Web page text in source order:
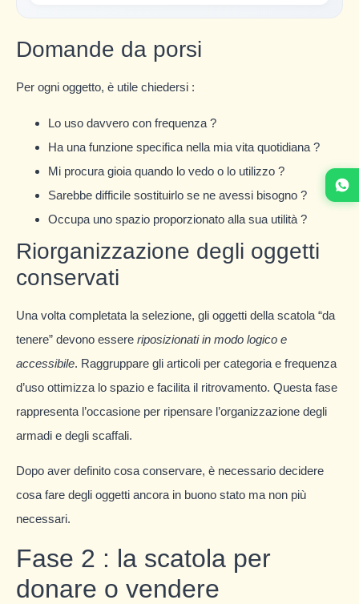
Domande da porsi
Per ogni oggetto, è utile chiedersi :
Lo uso davvero con frequenza ?
Ha una funzione specifica nella mia vita quotidiana ?
Mi procura gioia quando lo vedo o lo utilizzo ?
Sarebbe difficile sostituirlo se ne avessi bisogno ?
Occupa uno spazio proporzionato alla sua utilità ?
Riorganizzazione degli oggetti
conservati
Una volta completata la selezione, gli oggetti della scatola “da
tenere” devono essere riposizionati in modo logico e
accessibile. Raggruppare gli articoli per categoria e frequenza
d’uso ottimizza lo spazio e facilita il ritrovamento. Questa fase
rappresenta l’occasione per ripensare l’organizzazione degli
armadi e degli scaffali.
Dopo aver definito cosa conservare, è necessario decidere
cosa fare degli oggetti ancora in buono stato ma non più
necessari.
Fase 2 : la scatola per
donare o vendere